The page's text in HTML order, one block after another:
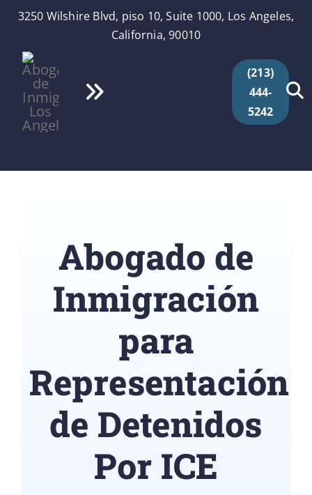
Skip
content
3250 Wilshire Blvd, piso 10, Suite 1000, Los Angeles,
California, 90010
Toggle
Inicio
Videos
Contáctenos
(213)
444-
5242
Abogado de
Inmigración
para
Representación
de Detenidos
Por ICE